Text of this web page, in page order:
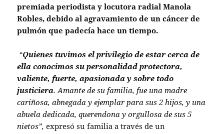
premiada periodista y locutora radial Manola
Robles, debido al agravamiento de un cáncer de
pulmón que padecía hace un tiempo.
“Quienes tuvimos el privilegio de estar cerca de
ella conocimos su personalidad protectora,
valiente, fuerte, apasionada y sobre todo
justiciera. Amante de su familia, fue una madre
cariñosa, abnegada y ejemplar para sus 2 hijos, y una
abuela dedicada, querendona y orgullosa de sus 5
nietos”, expresó su familia a través de un